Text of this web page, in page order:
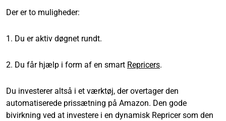
Der er to muligheder:
1. Du er aktiv døgnet rundt.
2. Du får hjælp i form af en smart Repricers.
Du investerer altså i et værktøj, der overtager den
automatiserede prissætning på Amazon. Den gode
bivirkning ved at investere i en dynamisk Repricer som den